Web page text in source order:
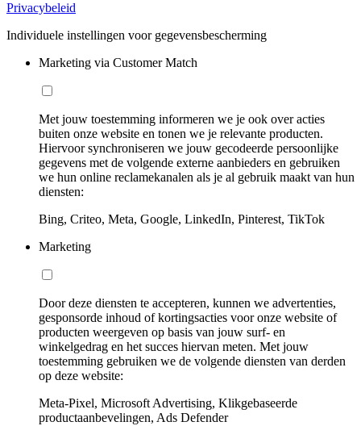
Privacybeleid
Individuele instellingen voor gegevensbescherming
Marketing via Customer Match
Met jouw toestemming informeren we je ook over acties
buiten onze website en tonen we je relevante producten.
Hiervoor synchroniseren we jouw gecodeerde persoonlijke
gegevens met de volgende externe aanbieders en gebruiken
we hun online reclamekanalen als je al gebruik maakt van hun
diensten:
Bing, Criteo, Meta, Google, LinkedIn, Pinterest, TikTok
Marketing
Door deze diensten te accepteren, kunnen we advertenties,
gesponsorde inhoud of kortingsacties voor onze website of
producten weergeven op basis van jouw surf- en
winkelgedrag en het succes hiervan meten. Met jouw
toestemming gebruiken we de volgende diensten van derden
op deze website:
Meta-Pixel, Microsoft Advertising, Klikgebaseerde
productaanbevelingen, Ads Defender